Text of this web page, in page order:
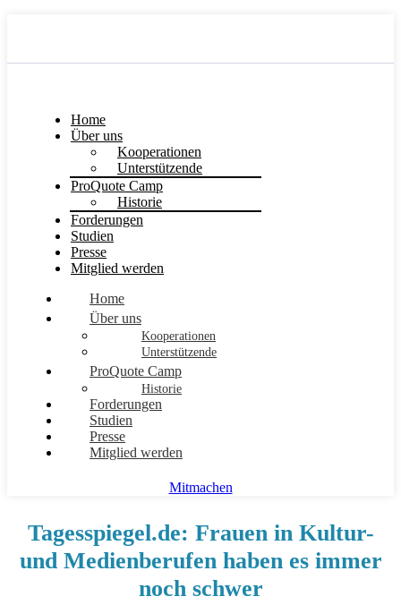
Home
Über uns
Kooperationen
Unterstützende
ProQuote Camp
Historie
Forderungen
Studien
Presse
Mitglied werden
Home
Über uns
Kooperationen
Unterstützende
ProQuote Camp
Historie
Forderungen
Studien
Presse
Mitglied werden
Mitmachen
Tagesspiegel.de: Frauen in Kultur-
und Medienberufen haben es immer
noch schwer